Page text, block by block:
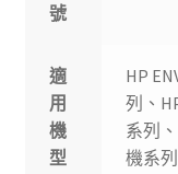
號
適
用
機
型
HP
列、
系列
機系列